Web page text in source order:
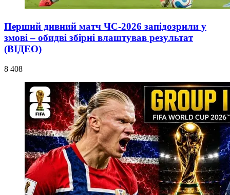
Перший дивний матч ЧС-2026 запідозрили у
змові – обидві збірні влаштував результат
(ВІДЕО)
8 408